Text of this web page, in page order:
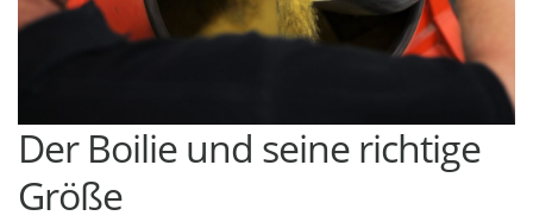
Der Boilie und seine richtige
Größe